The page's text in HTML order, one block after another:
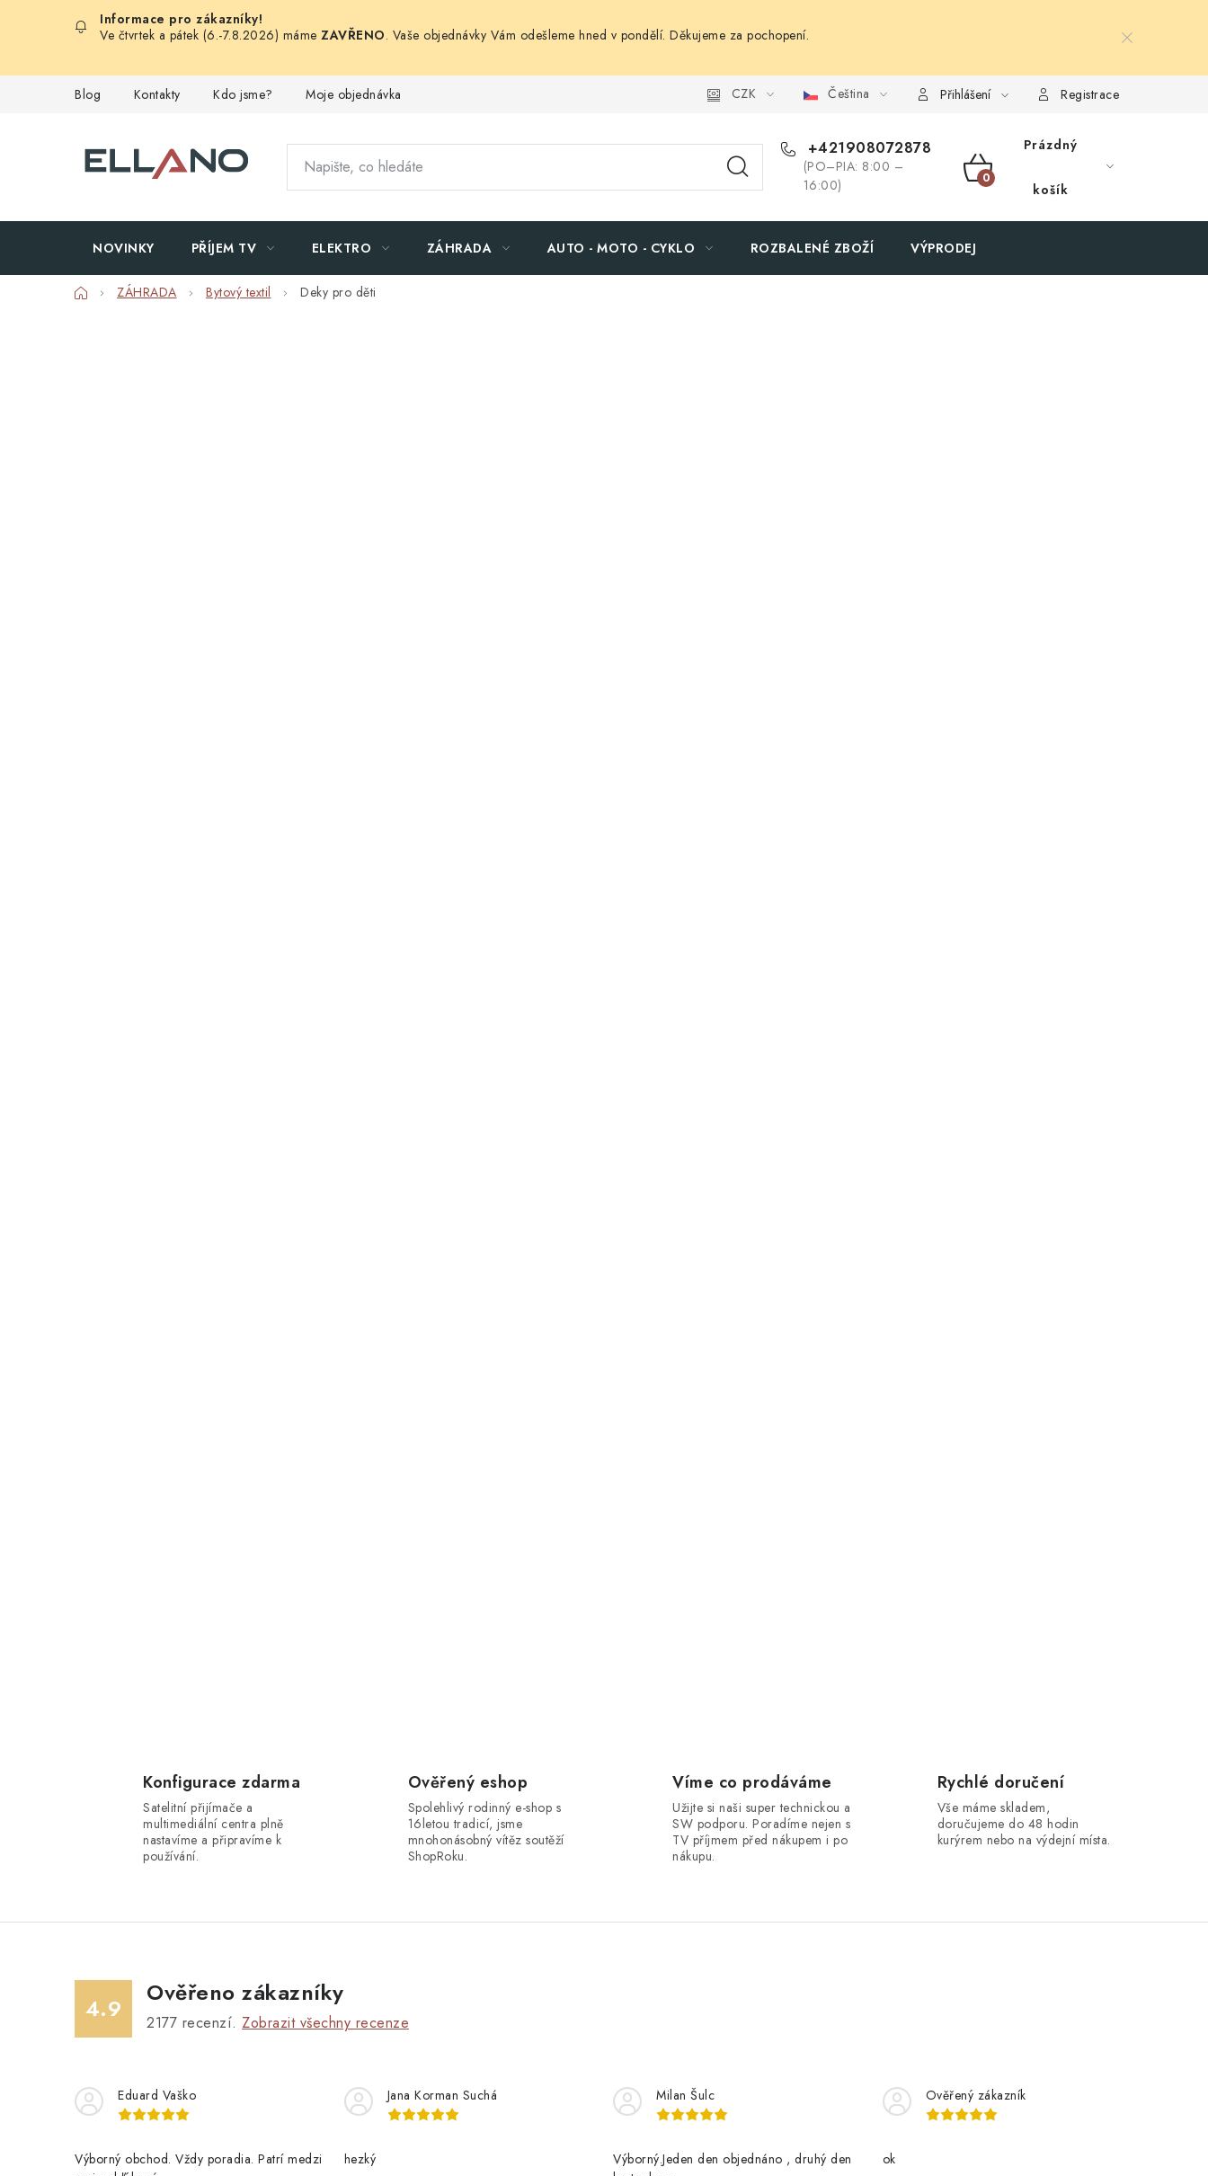
Ve čtvrtek a pátek (6.-7.8.2026) máme ZAVŘENO. Vaše objednávky Vám odešleme hned v pondělí. Děkujeme za pochopení.
Blog Kontakty Kdo jsme? Moje objednávka CZK Čeština Přihlášení Registrace
+421908072878
(PO–PIA: 8:00 –
16:00)
NÁKUPNÍ
Prázdný
košík
NOVINKY PŘÍJEM TV ELEKTRO ZÁHRADA AUTO - MOTO - CYKLO ROZBALENÉ ZBOŽÍ VÝPRODEJ
DomůZÁHRADA Bytový textil Deky pro děti
Konfigurace zdarma
Satelitní přijímače a
multimediální centra plně
nastavíme a připravíme k
používání.
Ověřený eshop
Spolehlivý rodinný e-shop s
16letou tradicí, jsme
mnohonásobný vítěz soutěží
ShopRoku.
Víme co prodáváme
Užijte si naši super technickou a
SW podporu. Poradíme nejen s
TV příjmem před nákupem i po
nákupu.
Rychlé doručení
Vše máme skladem,
doručujeme do 48 hodin
kurýrem nebo na výdejní místa.
4.9
Ověřeno zákazníky
2177 recenzí. Zobrazit všechny recenze
Eduard Vaško
Výborný obchod. Vždy poradia. Patrí medzi
Jana Korman Suchá
hezký
Milan Šulc
Výborný.Jeden den objednáno , druhý den
Ověřený zákazník
ok